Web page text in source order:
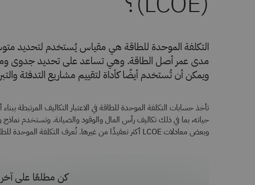
التكلفة الموحدة للطاقة هي مقياس يُستخدم لتحديد
مدى عمر أصل الطاقة. وهي تساعد على تحديد جدوى
ويمكن أن تُستخدم أيضًا كأداة لتقييم مشاريع التدفئة
تأخذ حسابات التكلفة الموحدة للطاقة في الاعتبار التكاليف المرتبطة
وبعض معادلات LCOE أكثر تعقيدًا من غيرها. تُعرف التكلفة الموحدة للطاقة أيضًا باسم "التكلفة الموحدة للكهرباء".
كن مطلعًا على آخر